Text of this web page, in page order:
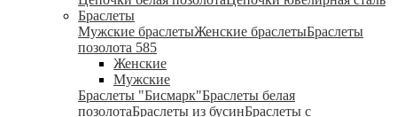
Браслеты
Мужские браслетыЖенские браслетыБраслеты
позолота 585
Женские
Мужские
Браслеты "Бисмарк"Браслеты белая
позолотаБраслеты из бусинБраслеты с